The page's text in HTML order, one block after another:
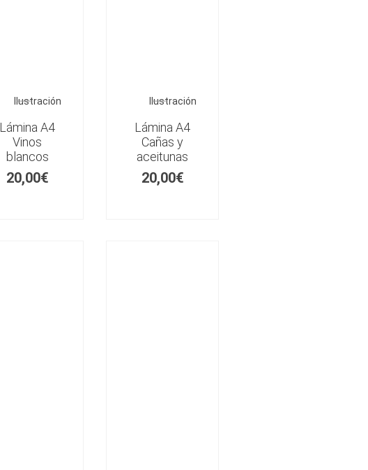
Ilustración
Lámina A4
Vinos
blancos
20,00€
Ilustración
Lámina A4
Cañas y
aceitunas
20,00€